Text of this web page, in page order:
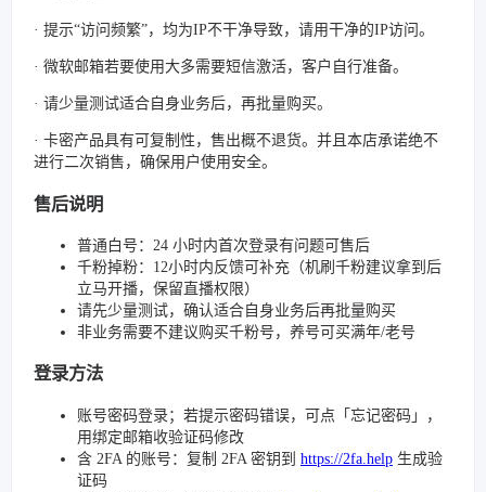
· 提示“访问频繁”，均为IP不干净导致，请用干净的IP访问。
· 微软邮箱若要使用大多需要短信激活，客户自行准备。
· 请少量测试适合自身业务后，再批量购买。
· 卡密产品具有可复制性，售出概不退货。并且本店承诺绝不
进行二次销售，确保用户使用安全。
售后说明
普通白号：24 小时内首次登录有问题可售后
千粉掉粉：12小时内反馈可补充（机刷千粉建议拿到后
立马开播，保留直播权限）
请先少量测试，确认适合自身业务后再批量购买
非业务需要不建议购买千粉号，养号可买满年/老号
登录方法
账号密码登录；若提示密码错误，可点「忘记密码」，
用绑定邮箱收验证码修改
含 2FA 的账号：复制 2FA 密钥到 https://2fa.help 生成验
证码